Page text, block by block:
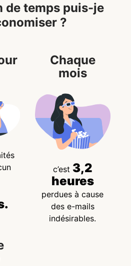
de temps puis-je
?
Chaque
mois
c’est 3,2
heures
perdues à cause
des e-mails
indésirables.